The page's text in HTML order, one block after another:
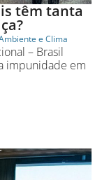
têm tanta
e Clima
– Brasil
impunidade em